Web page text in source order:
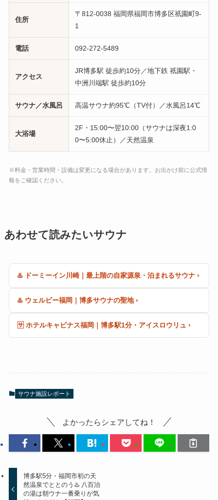
住所
〒812-0038 福岡県福岡市博多区祇園町9-
1
電話 092-272-5489
アクセス
JR博多駅 徒歩約10分／地下鉄 祇園駅・
中洲川端駅 徒歩約10分
サウナ／水風呂 高温サウナ約95℃（TV付）／水風呂14℃
大浴場
2F・15:00〜翌10:00（サウナは深夜1:0
0〜5:00休止）／天然温泉
※料金・営業時間・設備は変更になる場合があります。お出かけ前に公式情
報をご確認ください。
あわせて読みたいサウナ
♨️ ドーミーイン川崎｜最上階の自家源泉・泊まれるサウナ ›
♨️ ウェルビー福岡｜博多サウナの聖地 ›
🈂️ ホテルキャビナス福岡｜博多駅1分・アイスロウリュ ›
サウナ施設レポート
よかったらシェアしてね！
博多駅5分・福岡市初の天
然温泉でととのう♨️ 八百治
の湯は朝ウナ一番乗りが気